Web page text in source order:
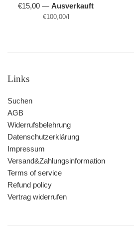
Normaler
€15,00 — Ausverkauft
Stückpreis
€100,00/pro
l
Links
Suchen
AGB
Widerrufsbelehrung
Datenschutzerklärung
Impressum
Versand&Zahlungsinformation
Terms of service
Refund policy
Vertrag widerrufen